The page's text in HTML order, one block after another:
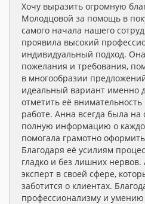
Хочу выразить огромную
Молодцовой за помощь в
самого начала нашего
проявила высокий
индивидуальный подход.
пожелания и требования,
в многообразии
идеальный вариант именно
отметить её
работе. Анна всегда была на
полную информацию о
помогала грамотно
Благодаря её усилиям
гладко и без лишних
эксперт в своей сфере,
заботится о клиентах.
профессионализму и